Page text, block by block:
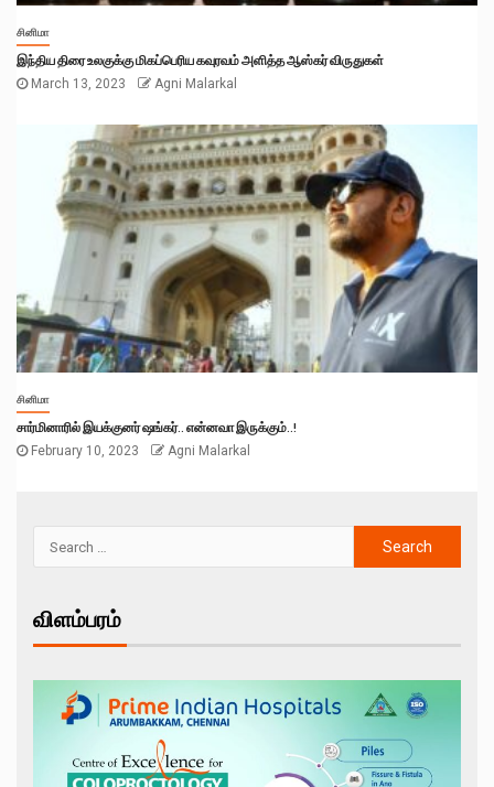
சினிமா
இந்திய திரை உலகுக்கு மிகப்பெரிய கவுரவம் அளித்த ஆஸ்கர் விருதுகள்
March 13, 2023
Agni Malarkal
சினிமா
சார்மினாரில் இயக்குனர் ஷங்கர்.. என்னவா இருக்கும்..!
February 10, 2023
Agni Malarkal
விளம்பரம்